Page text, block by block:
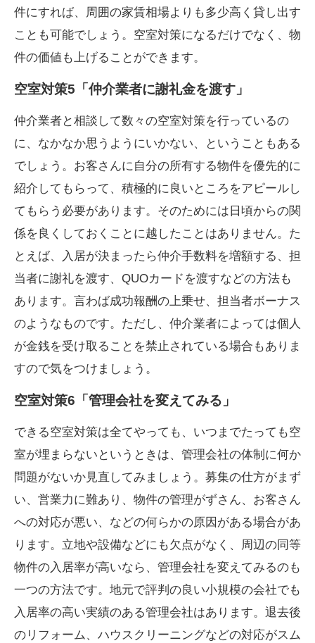
件にすれば、周囲の家賃相場よりも多少高く貸し出す
ことも可能でしょう。空室対策になるだけでなく、物
件の価値も上げることができます。
空室対策5「仲介業者に謝礼金を渡す」
仲介業者と相談して数々の空室対策を行っているの
に、なかなか思うようにいかない、ということもある
でしょう。お客さんに自分の所有する物件を優先的に
紹介してもらって、積極的に良いところをアピールし
てもらう必要があります。そのためには日頃からの関
係を良くしておくことに越したことはありません。た
とえば、入居が決まったら仲介手数料を増額する、担
当者に謝礼を渡す、QUOカードを渡すなどの方法も
あります。言わば成功報酬の上乗せ、担当者ボーナス
のようなものです。ただし、仲介業者によっては個人
が金銭を受け取ることを禁止されている場合もありま
すので気をつけましょう。
空室対策6「管理会社を変えてみる」
できる空室対策は全てやっても、いつまでたっても空
室が埋まらないというときは、管理会社の体制に何か
問題がないか見直してみましょう。募集の仕方がまず
い、営業力に難あり、物件の管理がずさん、お客さん
への対応が悪い、などの何らかの原因がある場合があ
ります。立地や設備などにも欠点がなく、周辺の同等
物件の入居率が高いなら、管理会社を変えてみるのも
一つの方法です。地元で評判の良い小規模の会社でも
入居率の高い実績のある管理会社はあります。退去後
のリフォーム、ハウスクリーニングなどの対応がスム